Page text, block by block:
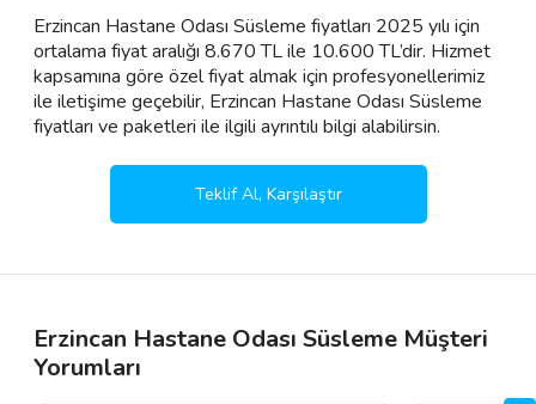
Erzincan Hastane Odası Süsleme fiyatları 2025 yılı için
ortalama fiyat aralığı 8.670 TL ile 10.600 TL’dir. Hizmet
kapsamına göre özel fiyat almak için profesyonellerimiz
ile iletişime geçebilir, Erzincan Hastane Odası Süsleme
fiyatları ve paketleri ile ilgili ayrıntılı bilgi alabilirsin.
Teklif Al, Karşılaştır
Erzincan Hastane Odası Süsleme Müşteri
Yorumları